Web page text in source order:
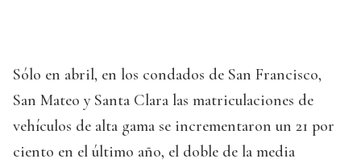
Sólo en abril, en los condados de San Francisco,
San Mateo y Santa Clara las matriculaciones de
vehículos de alta gama se incrementaron un 21 por
ciento en el último año, el doble de la media